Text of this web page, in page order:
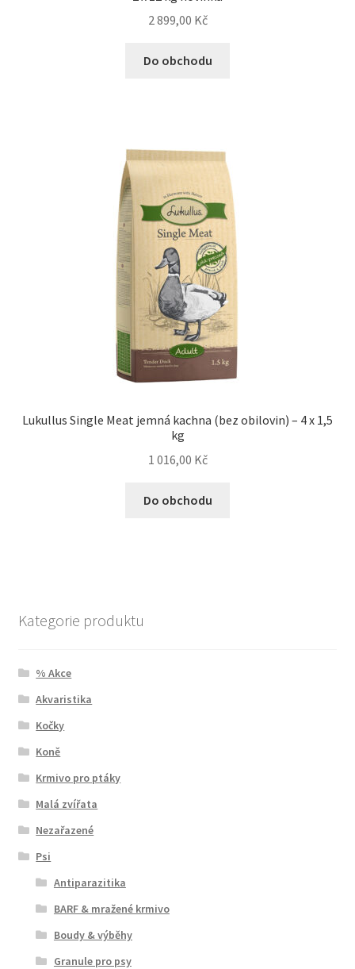
2 899,00 Kč
Do obchodu
Lukullus Single Meat jemná kachna (bez obilovin) – 4 x 1,5
kg
1 016,00 Kč
Do obchodu
Kategorie produktu
% Akce
Akvaristika
Kočky
Koně
Krmivo pro ptáky
Malá zvířata
Nezařazené
Psi
Antiparazitika
BARF & mražené krmivo
Boudy & výběhy
Granule pro psy